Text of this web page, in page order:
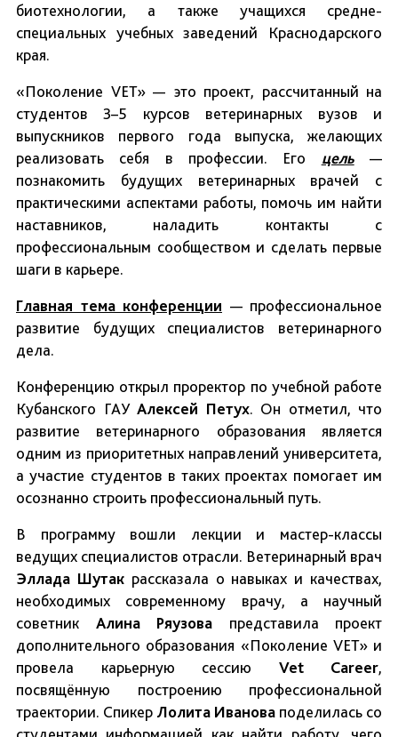
биотехнологии, а также учащихся средне-
специальных учебных заведений Краснодарского
края.
«Поколение VET» — это проект, рассчитанный на
студентов 3–5 курсов ветеринарных вузов и
выпускников первого года выпуска, желающих
реализовать себя в профессии. Его цель—
познакомить будущих ветеринарных врачей с
практическими аспектами работы, помочь им найти
наставников, наладить контакты с
профессиональным сообществом и сделать первые
шаги в карьере.
Главная тема конференции — профессиональное
развитие будущих специалистов ветеринарного
дела.
Конференцию открыл проректор по учебной работе
Кубанского ГАУ Алексей Петух. Он отметил, что
развитие ветеринарного образования является
одним из приоритетных направлений университета,
а участие студентов в таких проектах помогает им
осознанно строить профессиональный путь.
В программу вошли лекции и мастер-классы
ведущих специалистов отрасли. Ветеринарный врач
Эллада Шутак рассказала о навыках и качествах,
необходимых современному врачу, а научный
советник Алина Ряузова представила проект
дополнительного образования «Поколение VET» и
провела карьерную сессию Vet Career,
посвящённую построению профессиональной
траектории. Спикер Лолита Иванова поделилась со